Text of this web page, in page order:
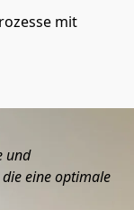
mit
und
eine optimale